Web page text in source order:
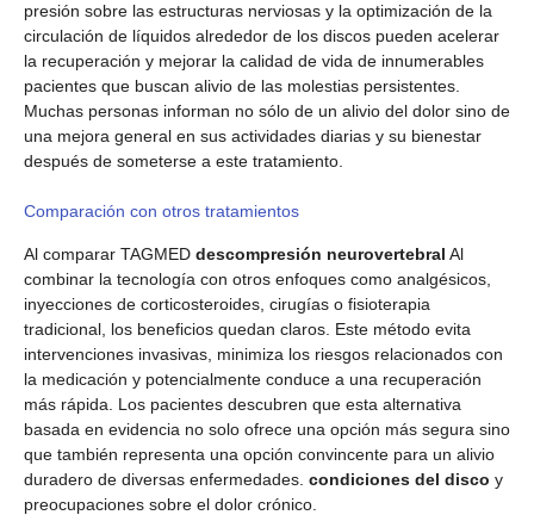
presión sobre las estructuras nerviosas y la optimización de la
circulación de líquidos alrededor de los discos pueden acelerar
la recuperación y mejorar la calidad de vida de innumerables
pacientes que buscan alivio de las molestias persistentes.
Muchas personas informan no sólo de un alivio del dolor sino de
una mejora general en sus actividades diarias y su bienestar
después de someterse a este tratamiento.
Comparación con otros tratamientos
Al comparar TAGMED descompresión neurovertebral Al
combinar la tecnología con otros enfoques como analgésicos,
inyecciones de corticosteroides, cirugías o fisioterapia
tradicional, los beneficios quedan claros. Este método evita
intervenciones invasivas, minimiza los riesgos relacionados con
la medicación y potencialmente conduce a una recuperación
más rápida. Los pacientes descubren que esta alternativa
basada en evidencia no solo ofrece una opción más segura sino
que también representa una opción convincente para un alivio
duradero de diversas enfermedades. condiciones del disco y
preocupaciones sobre el dolor crónico.